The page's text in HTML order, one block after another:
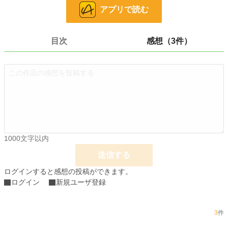
2026.03.17 20:11
初回完結日時 2026.03.17 20:11
アプリで読む
目次 感想（3件）
1000文字以内
送信する
ログインすると感想の投稿ができます。
ログイン
新規ユーザ登録
3件